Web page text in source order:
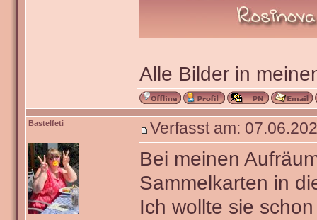
Alle Bilder in
Bastelfeti Verfasst am:
Bei meinen
Sammelkarten in
Ich wollte sie